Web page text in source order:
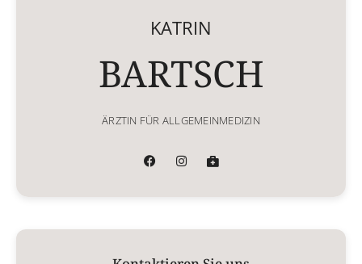
KATRIN
BARTSCH
ÄRZTIN FÜR ALLGEMEINMEDIZIN